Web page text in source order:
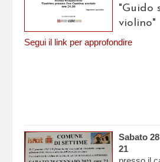
"Guido
violino"
Segui il link per approfondire
Sabato
21